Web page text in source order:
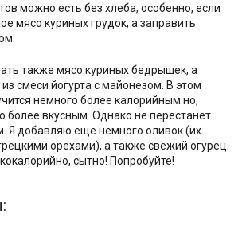
можно есть без хлеба, особенно, если
мясо куриных грудок, а заправить
также мясо куриных бедрышек, а
смеси йогурта с майонезом. В этом
немного более калорийным но,
более вкусным. Однако не перестанет
Я добавляю еще немного оливок (их
орехами), а также свежий огурец.
сытно! Попробуйте!